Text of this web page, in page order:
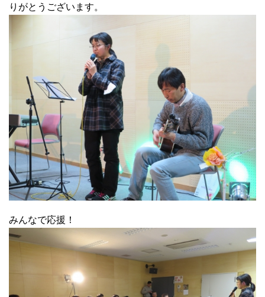
りがとうございます。
みんなで応援！